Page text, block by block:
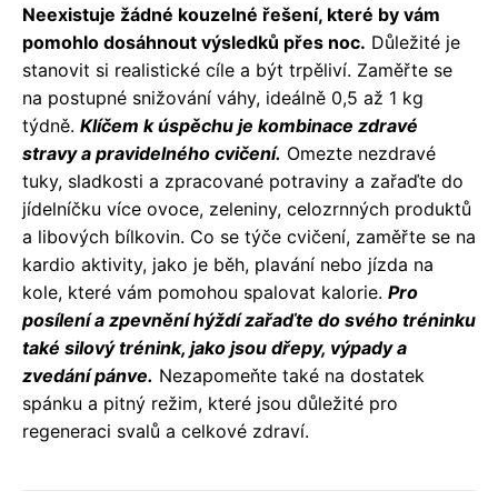
Neexistuje žádné kouzelné řešení, které by vám
pomohlo dosáhnout výsledků přes noc. Důležité je
stanovit si realistické cíle a být trpěliví. Zaměřte se
na postupné snižování váhy, ideálně 0,5 až 1 kg
týdně. Klíčem k úspěchu je kombinace zdravé
stravy a pravidelného cvičení. Omezte nezdravé
tuky, sladkosti a zpracované potraviny a zařaďte do
jídelníčku více ovoce, zeleniny, celozrnných produktů
a libových bílkovin. Co se týče cvičení, zaměřte se na
kardio aktivity, jako je běh, plavání nebo jízda na
kole, které vám pomohou spalovat kalorie. Pro
posílení a zpevnění hýždí zařaďte do svého tréninku
také silový trénink, jako jsou dřepy, výpady a
zvedání pánve. Nezapomeňte také na dostatek
spánku a pitný režim, které jsou důležité pro
regeneraci svalů a celkové zdraví.